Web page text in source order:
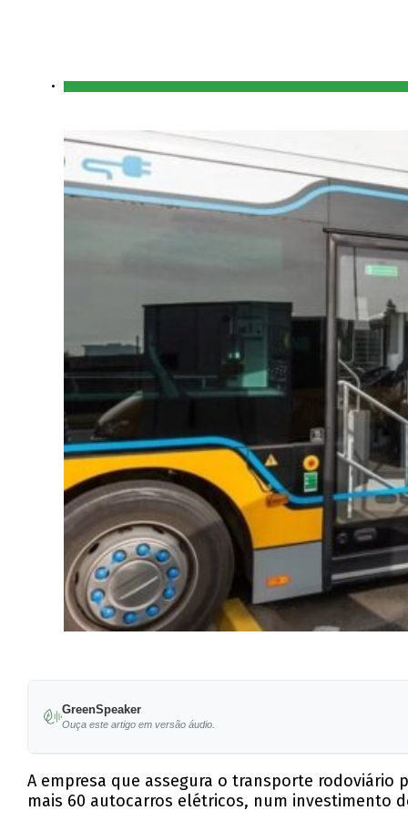
GreenSpeaker
Ouça este artigo em versão áudio.
A empresa que assegura o transporte
mais 60 autocarros elétricos, num investimento